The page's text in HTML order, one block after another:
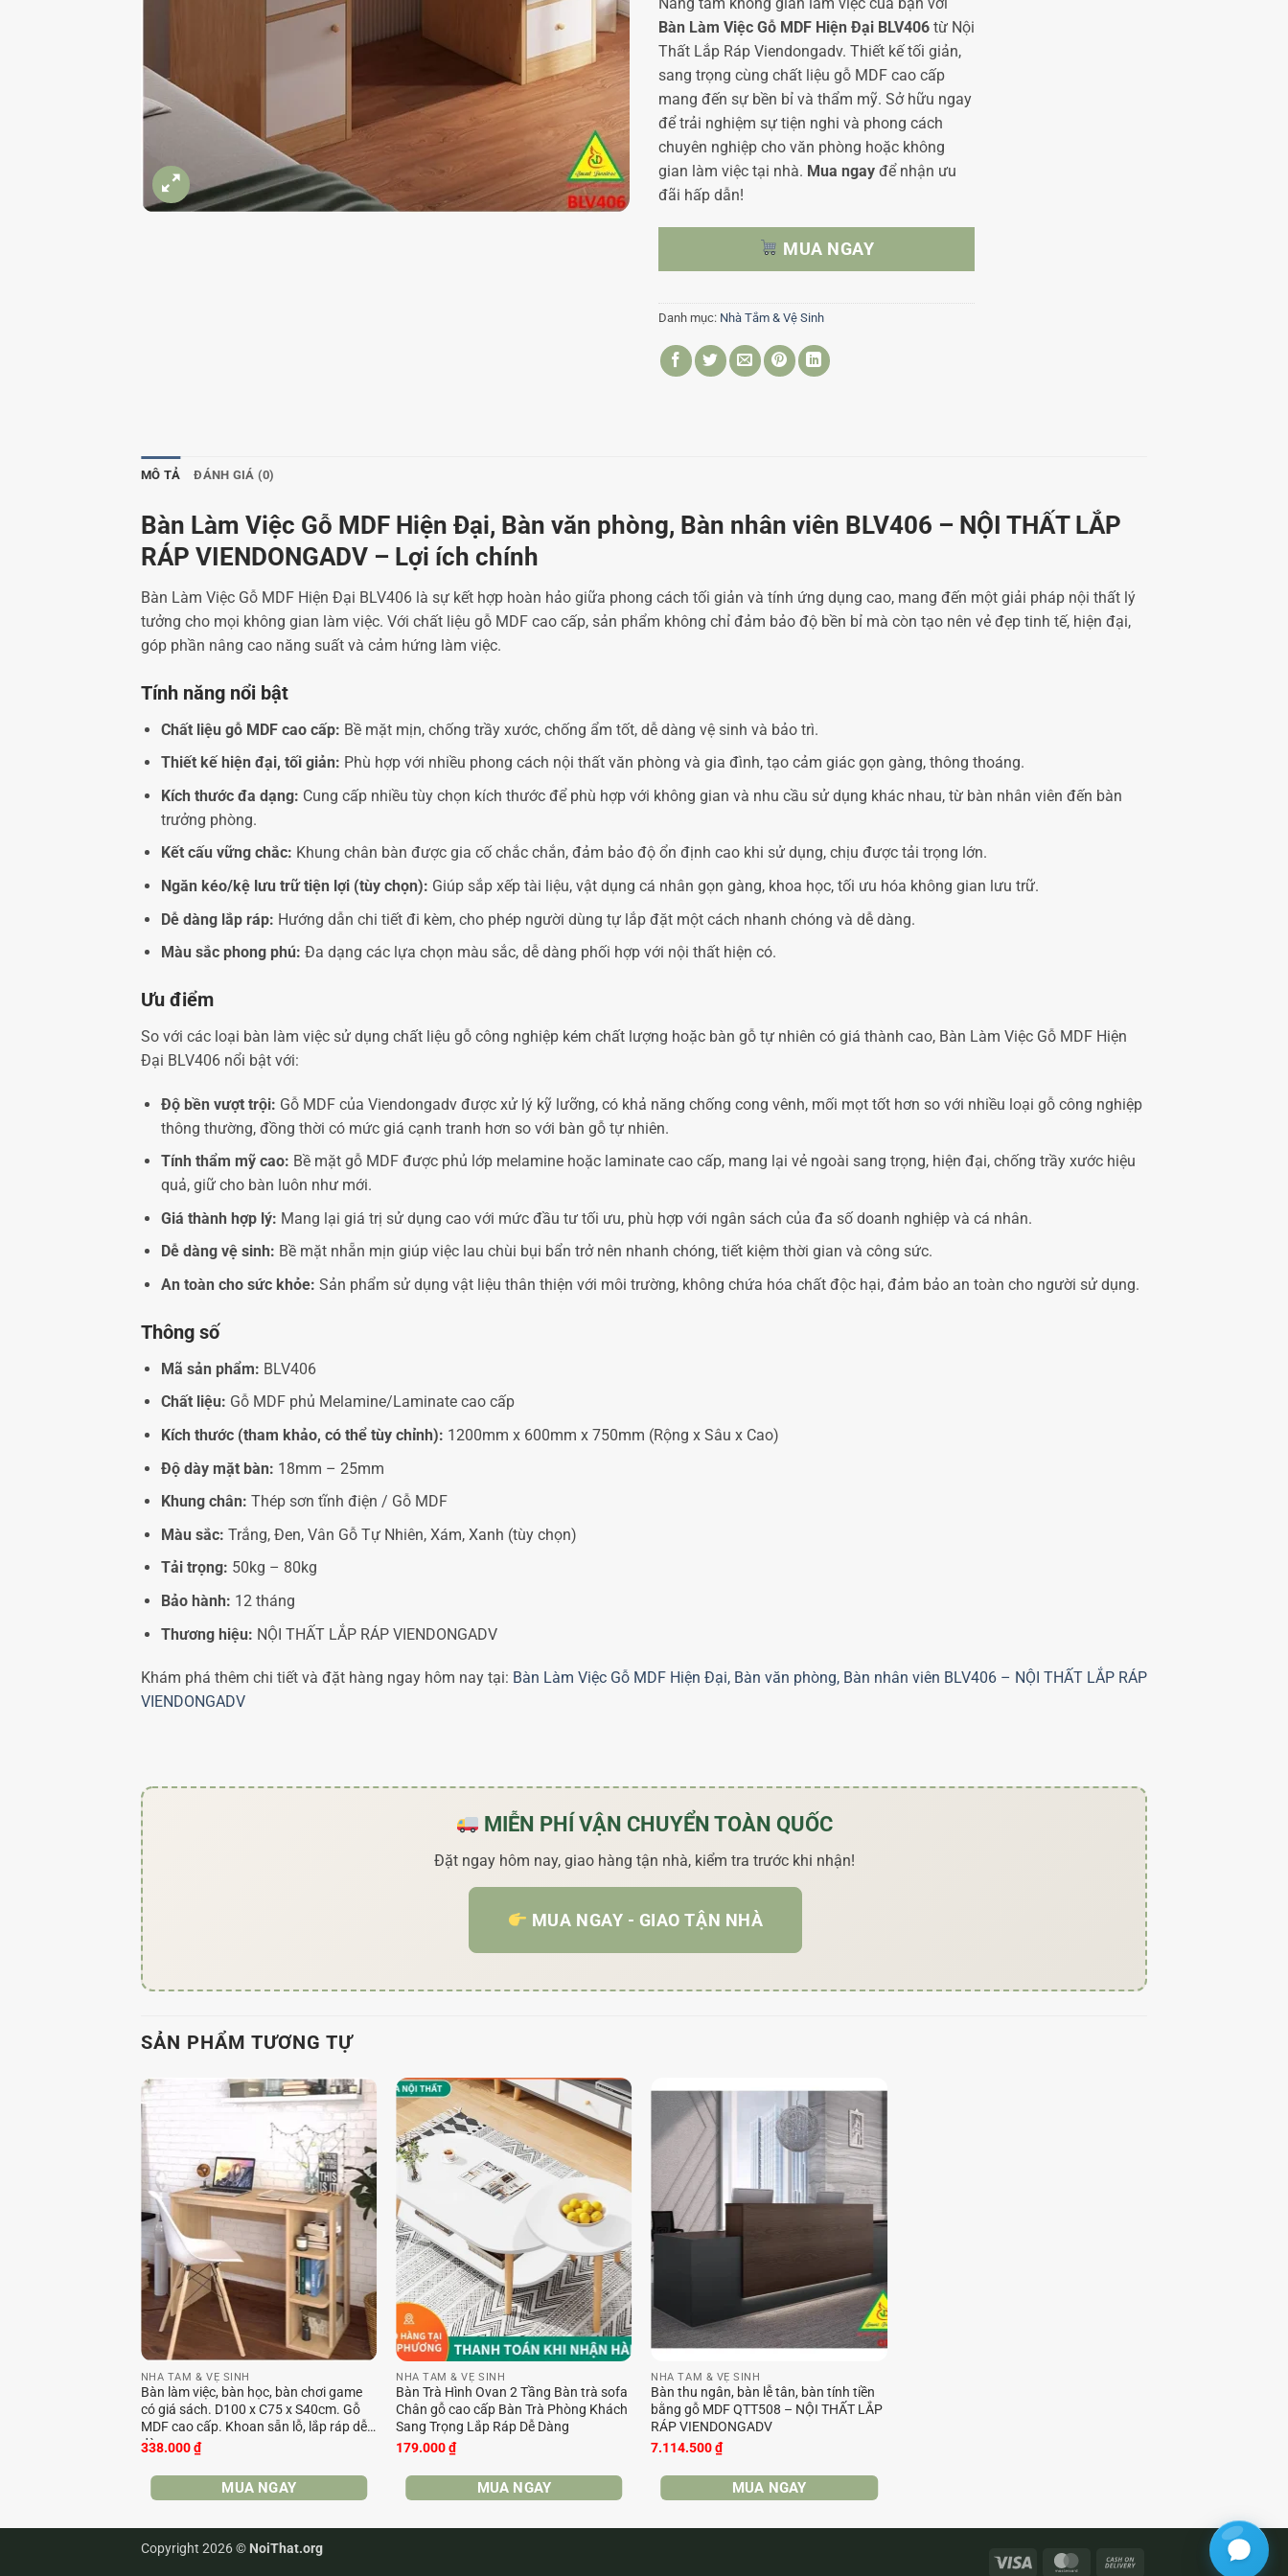
Bàn Làm Việc Gỗ MDF Hiện Đại BLV406 từ Nội
Thất Lắp Ráp Viendongadv. Thiết kế tối giản,
sang trọng cùng chất liệu gỗ MDF cao cấp
mang đến sự bền bỉ và thẩm mỹ. Sở hữu ngay
để trải nghiệm sự tiện nghi và phong cách
chuyên nghiệp cho văn phòng hoặc không
gian làm việc tại nhà. Mua ngay để nhận ưu
đãi hấp dẫn!
MUA NGAY
Danh mục: Nhà Tắm & Vệ Sinh
MÔ TẢ ĐÁNH GIÁ (0)
Bàn Làm Việc Gỗ MDF Hiện Đại, Bàn văn phòng, Bàn nhân viên BLV406 – NỘI THẤT LẮP
RÁP VIENDONGADV – Lợi ích chính
Bàn Làm Việc Gỗ MDF Hiện Đại BLV406 là sự kết hợp hoàn hảo giữa phong cách tối giản và tính ứng dụng cao, mang đến một giải pháp nội thất lý
tưởng cho mọi không gian làm việc. Với chất liệu gỗ MDF cao cấp, sản phẩm không chỉ đảm bảo độ bền bỉ mà còn tạo nên vẻ đẹp tinh tế, hiện đại,
góp phần nâng cao năng suất và cảm hứng làm việc.
Tính năng nổi bật
Chất liệu gỗ MDF cao cấp: Bề mặt mịn, chống trầy xước, chống ẩm tốt, dễ dàng vệ sinh và bảo trì.
Thiết kế hiện đại, tối giản: Phù hợp với nhiều phong cách nội thất văn phòng và gia đình, tạo cảm giác gọn gàng, thông thoáng.
Kích thước đa dạng: Cung cấp nhiều tùy chọn kích thước để phù hợp với không gian và nhu cầu sử dụng khác nhau, từ bàn nhân viên đến bàn
trưởng phòng.
Kết cấu vững chắc: Khung chân bàn được gia cố chắc chắn, đảm bảo độ ổn định cao khi sử dụng, chịu được tải trọng lớn.
Ngăn kéo/kệ lưu trữ tiện lợi (tùy chọn): Giúp sắp xếp tài liệu, vật dụng cá nhân gọn gàng, khoa học, tối ưu hóa không gian lưu trữ.
Dễ dàng lắp ráp: Hướng dẫn chi tiết đi kèm, cho phép người dùng tự lắp đặt một cách nhanh chóng và dễ dàng.
Màu sắc phong phú: Đa dạng các lựa chọn màu sắc, dễ dàng phối hợp với nội thất hiện có.
Ưu điểm
So với các loại bàn làm việc sử dụng chất liệu gỗ công nghiệp kém chất lượng hoặc bàn gỗ tự nhiên có giá thành cao, Bàn Làm Việc Gỗ MDF Hiện
Đại BLV406 nổi bật với:
Độ bền vượt trội: Gỗ MDF của Viendongadv được xử lý kỹ lưỡng, có khả năng chống cong vênh, mối mọt tốt hơn so với nhiều loại gỗ công nghiệp
thông thường, đồng thời có mức giá cạnh tranh hơn so với bàn gỗ tự nhiên.
Tính thẩm mỹ cao: Bề mặt gỗ MDF được phủ lớp melamine hoặc laminate cao cấp, mang lại vẻ ngoài sang trọng, hiện đại, chống trầy xước hiệu
quả, giữ cho bàn luôn như mới.
Giá thành hợp lý: Mang lại giá trị sử dụng cao với mức đầu tư tối ưu, phù hợp với ngân sách của đa số doanh nghiệp và cá nhân.
Dễ dàng vệ sinh: Bề mặt nhẵn mịn giúp việc lau chùi bụi bẩn trở nên nhanh chóng, tiết kiệm thời gian và công sức.
An toàn cho sức khỏe: Sản phẩm sử dụng vật liệu thân thiện với môi trường, không chứa hóa chất độc hại, đảm bảo an toàn cho người sử dụng.
Thông số
Mã sản phẩm: BLV406
Chất liệu: Gỗ MDF phủ Melamine/Laminate cao cấp
Kích thước (tham khảo, có thể tùy chỉnh): 1200mm x 600mm x 750mm (Rộng x Sâu x Cao)
Độ dày mặt bàn: 18mm – 25mm
Khung chân: Thép sơn tĩnh điện / Gỗ MDF
Màu sắc: Trắng, Đen, Vân Gỗ Tự Nhiên, Xám, Xanh (tùy chọn)
Tải trọng: 50kg – 80kg
Bảo hành: 12 tháng
Thương hiệu: NỘI THẤT LẮP RÁP VIENDONGADV
Khám phá thêm chi tiết và đặt hàng ngay hôm nay tại: Bàn Làm Việc Gỗ MDF Hiện Đại, Bàn văn phòng, Bàn nhân viên BLV406 – NỘI THẤT LẮP RÁP
VIENDONGADV
MIỄN PHÍ VẬN CHUYỂN TOÀN QUỐC
Đặt ngay hôm nay, giao hàng tận nhà, kiểm tra trước khi nhận!
MUA NGAY - GIAO TẬN NHÀ
SẢN PHẨM TƯƠNG TỰ
NHÀ TẮM & VỆ SINH
Bàn làm việc, bàn học, bàn chơi game
có giá sách. D100 x C75 x S40cm. Gỗ
MDF cao cấp. Khoan sẵn lỗ, lắp ráp dễ
dàng
338.000₫
MUA NGAY
NHÀ TẮM & VỆ SINH
Bàn Trà Hình Ovan 2 Tầng Bàn trà sofa
Chân gỗ cao cấp Bàn Trà Phòng Khách
Sang Trọng Lắp Ráp Dễ Dàng
179.000₫
MUA NGAY
NHÀ TẮM & VỆ SINH
Bàn thu ngân, bàn lễ tân, bàn tính tiền
bằng gỗ MDF QTT508 – NỘI THẤT LẮP
RÁP VIENDONGADV
7.114.500₫
MUA NGAY
Visa MasterCard
Copyright 2026 © NoiThat.org